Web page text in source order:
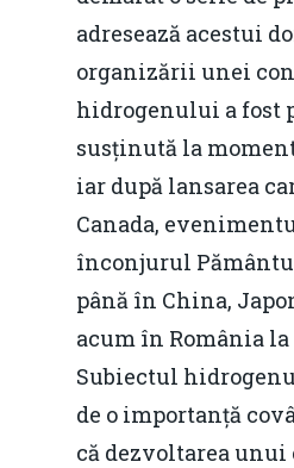
adresează acestui
organizării unei
hidrogenului a fost
susținută la
iar după lansarea
Canada,
înconjurul
până în China,
acum în România la
Subiectul
de o importanță
că dezvoltarea unui